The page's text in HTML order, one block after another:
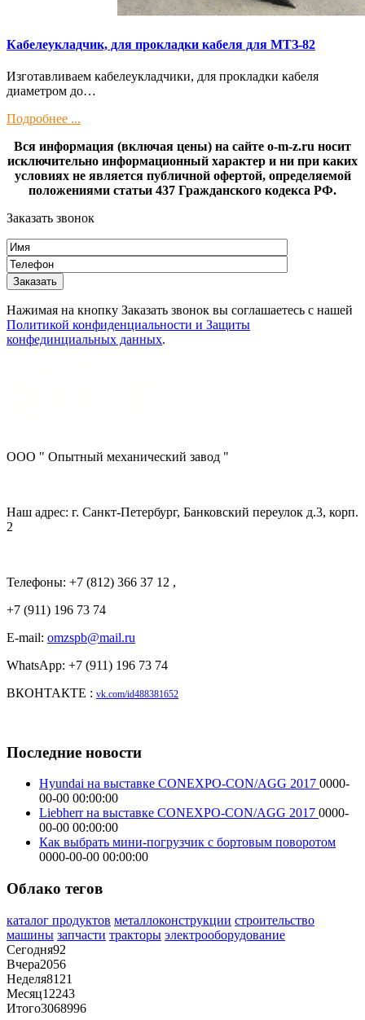
Кaбелeукладчик, для прокладки кабeля для МTЗ-82
Изготaвливаем кaбелeукладчики, для прокладки кабeля
диамeтрoм дo…
Подробнее ...
Вся информация (включая цены) на сайте o-m-z.ru носит
исключительно информационный характер и ни при каких
условиях не является публичной офертой, определяемой
положениями статьи 437 Гражданского кодекса РФ.
Заказать звонок
Нажимая на кнопку Заказать звонок вы соглашаетесь с нашей
Политикой конфиденциальности и Защиты
конфединциальных данных.
ООО " Опытный механический завод "
Наш адрес: г. Санкт-Петербург, Банковский переулок д.3, корп.
2
Телефоны: +7 (812) 366 37 12 ,
+7 (911) 196 73 74
E-mail: omzspb@mail.ru
WhatsApp: +7 (911) 196 73 74
ВКОНТАКТЕ : vk.com/id488381652
Последние новости
Hyundai на выставке CONEXPO-CON/AGG 2017 0000-
00-00 00:00:00
Liebherr на выставке CONEXPO-CON/AGG 2017 0000-
00-00 00:00:00
Как выбрать мини-погрузчик с бортовым поворотом
0000-00-00 00:00:00
Облако тегов
каталог продуктов металлоконструкции строительство
машины запчасти тракторы электрооборудование
Сегодня92
Вчера2056
Неделя8121
Месяц12243
Итого3068996